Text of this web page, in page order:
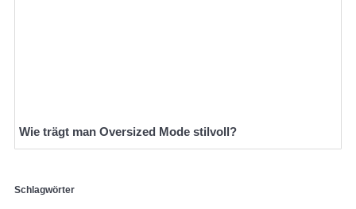
Wie trägt man Oversized Mode stilvoll?
Schlagwörter